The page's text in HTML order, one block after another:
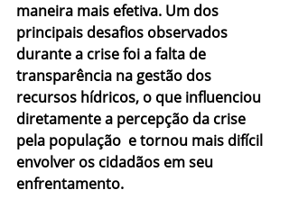
maneira mais efetiva. Um dos
principais desafios observados
durante a crise foi a falta de
transparência na gestão dos
recursos hídricos, o que influenciou
diretamente a percepção da crise
pela população  e tornou mais difícil
envolver os cidadãos em seu
enfrentamento.